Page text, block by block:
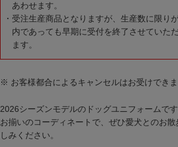
あわせます。
受注生産商品となりますが、生産数に限り
内であっても早期に受付を終了させていた
ます。
※ お客様都合によるキャンセルはお受けできま
2026シーズンモデルのドッグユニフォームです
お揃いのコーディネートで、ぜひ愛犬とのお
しみください。